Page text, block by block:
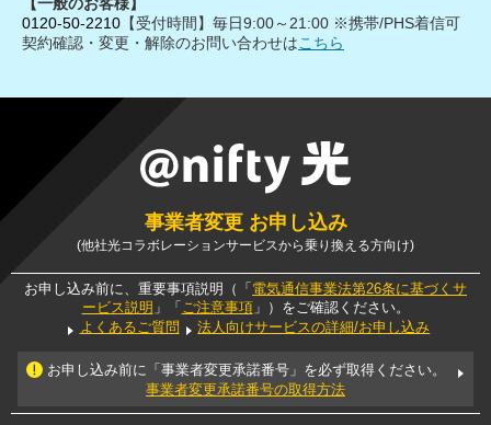
0120-50-2210 【受付時間】毎日9:00～21:00 ※携帯/PHS着信可
契約確認・変更・解除のお問い合わせはこちら
事業者変更 お申し込み
(他社光コラボレーションサービスから乗り換える方向け)
お申し込み前に、重要事項説明（「 電気通信事業法第26条に基づくサ
ービス説明 」「 ご注意事項」）をご確認ください。
よくあるご質問
法人向けサービスの詳細/お申し込み
お申し込み前に「事業者変更承諾番号」を必ず取得ください。
事業者変更承諾番号の取得方法